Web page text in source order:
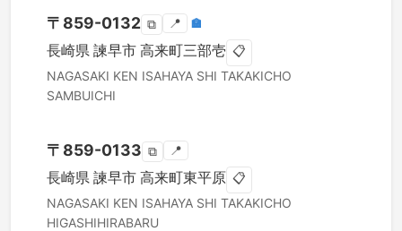
〒 859-0132 ⧉ 📍 🏣
長崎県 諫早市 高来町三部壱 📋
NAGASAKI KEN ISAHAYA SHI TAKAKICHO
SAMBUICHI
〒 859-0133 ⧉ 📍
長崎県 諫早市 高来町東平原 📋
NAGASAKI KEN ISAHAYA SHI TAKAKICHO
HIGASHIHIRABARU